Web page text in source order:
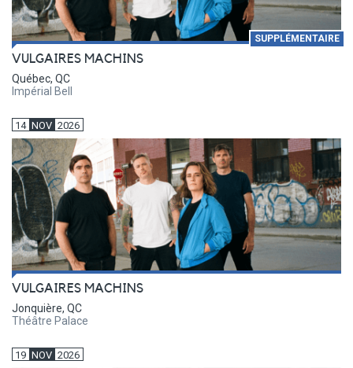
SUPPLÉMENTAIRE
VULGAIRES MACHINS
Québec, QC
Impérial Bell
14 NOV 2026
VULGAIRES MACHINS
Jonquière, QC
Théâtre Palace
19 NOV 2026